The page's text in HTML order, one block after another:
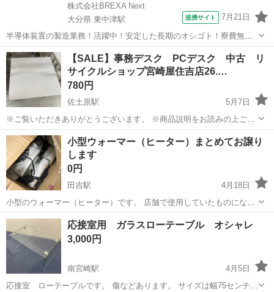
株式会社BREXA Next
大分県 東中津駅
提携サイト 7月21日
半導体装置の製造業務！活躍中！安定した長期のオシゴト！寮費無料
★赴任旅費会社負担◎20代～40代の男性活躍中★未経験活躍中！高時
給1,500円！《大分県中津市》 人気の工場のお仕事 ◇半導体装置内部
のシート製造◇ ＊クリー...
大分 中津市 東中津駅 その他
【SALE】事務デスク PCデスク 中古 リ
サイクルショップ宮崎屋住吉店26.…
780円
佐土原駅
5月7日
※ご覧いただきありがとうございます。 ※商品説明をお読みの上ご納
得の上でご購入お願い致します 。 こちらの商品は住吉店にございま
す。 商品名：事務デスク 状態：中古品 現状販売 小傷、使用感がご
ざいます 幅 60c...
宮崎 宮崎市 佐土原駅 オフィス用家具 デスク
小型ウォーマー（ヒーター）まとめてお譲り
します
0円
田吉駅
4月18日
小型のウォーマー（ヒーター）です。 店舗で使用していたものになり
ます。 ・動作確認はしていません（現状渡し） ・複数台あります（ま
とめて引き取り歓迎） ・使用感あり これからの季節や、ちょっとした
暖房にいかがでしょうか。...
宮崎 宮崎市 田吉駅 オフィス用家具 ヒーター
応接室用 ガラスローテーブル オシャレ
3,000円
南宮崎駅
4月5日
応接室 ローテーブルです。 傷などあります。 サイズは幅75センチ奥